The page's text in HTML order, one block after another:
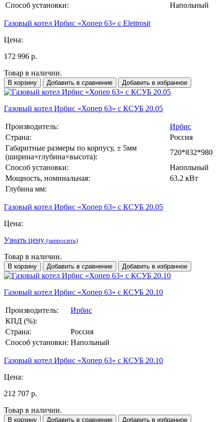
Способ установки:
Напольный
Газовый котел Ирбис «Хопер 63» с Elettrosit
Цена:
172 996 р.
Товар в наличии.
В корзину Добавить в сравнение Добавить в избранное
Газовый котел Ирбис «Хопер 63» с КСУБ 20.05
Производитель:
Ирбис
Страна:
Россия
Габаритные размеры по корпусу, ± 5мм
(ширина×глубина×высота):
720*832*980
Способ установки:
Напольный
Мощность, номинальная:
63.2 кВт
Глубина мм:
Газовый котел Ирбис «Хопер 63» с КСУБ 20.05
Цена:
Узнать цену (запросить)
Товар в наличии.
В корзину Добавить в сравнение Добавить в избранное
Газовый котел Ирбис «Хопер 63» с КСУБ 20.10
Производитель:
Ирбис
КПД (%):
Страна:
Россия
Способ установки: Напольный
Газовый котел Ирбис «Хопер 63» с КСУБ 20.10
Цена:
212 707 р.
Товар в наличии.
В корзину Добавить в сравнение Добавить в избранное